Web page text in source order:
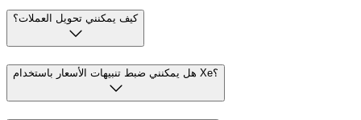
كيف يمكنني تحويل العملات؟
هل يمكنني ضبط تنبيهات الأسعار باستخدام Xe؟